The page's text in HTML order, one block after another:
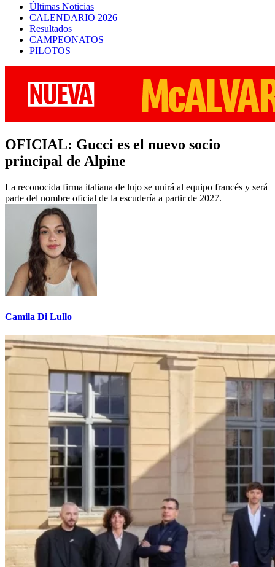
Últimas Noticias
CALENDARIO 2026
Resultados
CAMPEONATOS
PILOTOS
OFICIAL: Gucci es el nuevo socio
principal de Alpine
La reconocida firma italiana de lujo se unirá al equipo francés y será
parte del nombre oficial de la escudería a partir de 2027.
Camila Di Lullo